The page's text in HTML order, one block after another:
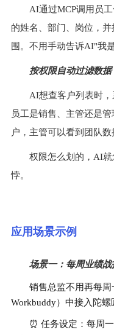
AI通过MCP调用员
的姓名、部门、岗位，
围。不用手动告诉AI"我
按权限自动过滤数据
AI想查客户列表时
员工是销售、主管还是
户，主管可以看到团队数
权限怎么划的，AI
悖。
应用场景示例
场景一：每周业绩
销售总监不用再每
Workbuddy）中接入陀螺
⏰️ 任务设定：每周